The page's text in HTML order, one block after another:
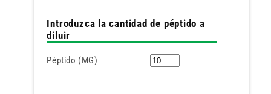
Introduzca la cantidad de péptido a
diluir
Péptido (MG)